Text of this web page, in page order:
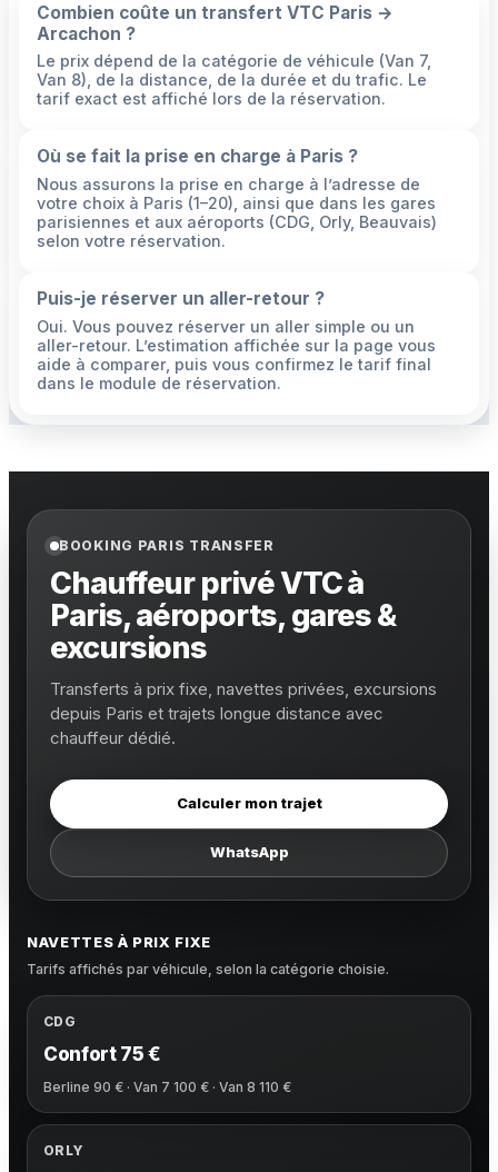
Combien coûte un transfert VTC Paris →
Arcachon ?
Le prix dépend de la catégorie de véhicule (Van 7,
Van 8), de la distance, de la durée et du trafic. Le
tarif exact est affiché lors de la réservation.
Où se fait la prise en charge à Paris ?
Nous assurons la prise en charge à l’adresse de
votre choix à Paris (1–20), ainsi que dans les gares
parisiennes et aux aéroports (CDG, Orly, Beauvais)
selon votre réservation.
Puis-je réserver un aller-retour ?
Oui. Vous pouvez réserver un aller simple ou un
aller-retour. L’estimation affichée sur la page vous
aide à comparer, puis vous confirmez le tarif final
dans le module de réservation.
BOOKING PARIS TRANSFER
Chauffeur privé VTC à
Paris, aéroports, gares &
excursions
Transferts à prix fixe, navettes privées, excursions
depuis Paris et trajets longue distance avec
chauffeur dédié.
Calculer mon trajet
WhatsApp
NAVETTES À PRIX FIXE
Tarifs affichés par véhicule, selon la catégorie choisie.
CDG
Confort 75 €
Berline 90 € · Van 7 100 € · Van 8 110 €
ORLY